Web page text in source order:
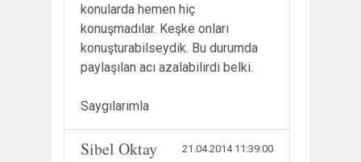
konularda hemen hiç
konuşmadılar. Keşke onları
konuşturabilseydik. Bu durumda
paylaşılan acı azalabilirdi belki.
Saygılarımla
Sibel Oktay 21.04.2014 11:39:00